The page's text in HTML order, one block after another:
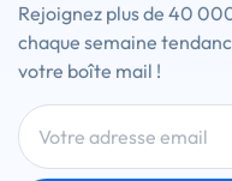
Rejoignez plus de 40
chaque semaine
votre boîte mail !